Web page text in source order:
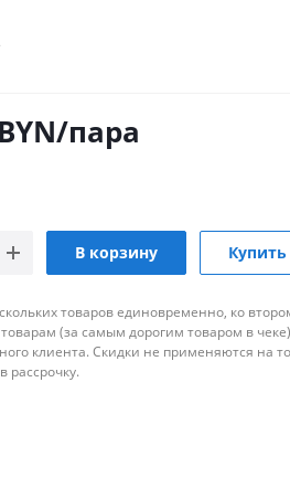
BYN/пара
В корзину
товаров единовременно, ко
(за самым дорогим товаром в
клиента. Скидки не применяются на
рассрочку.